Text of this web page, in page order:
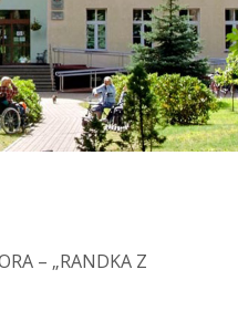
– „RANDKA Z